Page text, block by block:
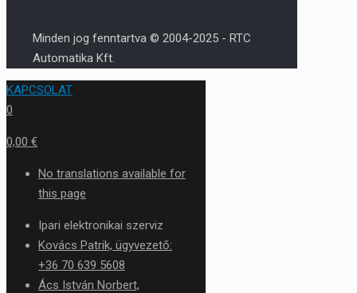
Minden jog fenntartva © 2004-2025 - RTC
Automatika Kft.
KAPCSOLAT
0
0,00 €
No translations available for
this page
Ipari elektronikai szerviz
Kovács Patrik, ügyvezető:
+36 70 639 5608
Ács István Norbert,